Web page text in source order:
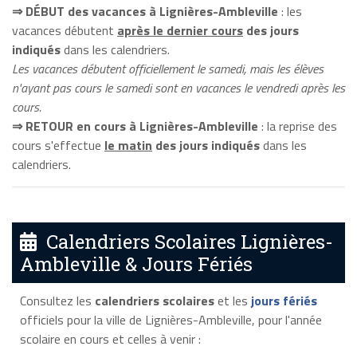
⇒ DÉBUT des vacances à Lignières-Ambleville : les
vacances débutent après le dernier cours des jours
indiquésdans les calendriers.
Les vacances débutent officiellement le samedi, mais les élèves
n'ayant pas cours le samedi sont en vacances le vendredi après les
cours.
⇒ RETOUR en cours à Lignières-Ambleville : la reprise des
cours s'effectue le matin des jours indiquésdans les
calendriers.
Calendriers Scolaires Lignières-
Ambleville & Jours Fériés
Consultez les calendriers scolaireset les jours fériés
officiels pour la ville de Lignières-Ambleville, pour l'année
scolaire en cours et celles à venir :